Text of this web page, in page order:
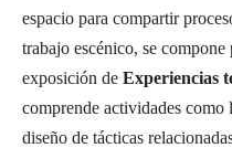
espacio para compartir
trabajo escénico, se
exposición de Experiencias
comprende actividades como
diseño de tácticas